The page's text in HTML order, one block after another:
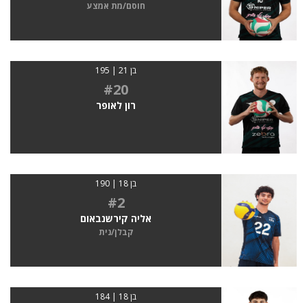
חוסם/מת אמצע
בן 21 | 195
#20
רון לאופר
בן 18 | 190
#2
אליה קירשנבאום
קבלן/נית
בן 18 | 184